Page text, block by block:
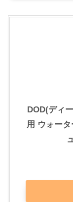
DOD(ディ
用 ウォー